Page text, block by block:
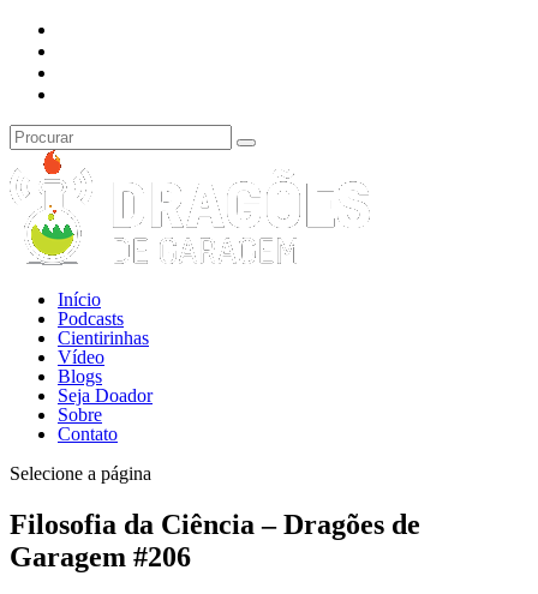
Início
Podcasts
Cientirinhas
Vídeo
Blogs
Seja Doador
Sobre
Contato
Selecione a página
Filosofia da Ciência – Dragões de
Garagem #206